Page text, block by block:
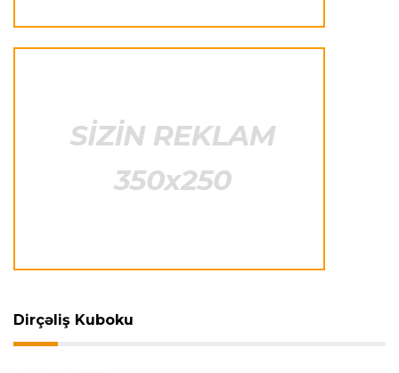
İtaliya S.A. 23:27 06.08.2026
Neapolda Maradonanın adını daşıyan yeni
stadion tikiləcək
"Reyncers" uduzdu, ÇSKA-dan inamlı qələbə
Transfer
Dirçəliş Kuboku